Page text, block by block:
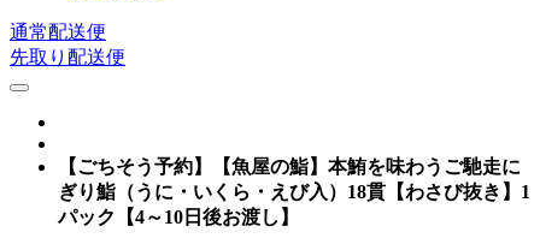
通常配送便
先取り配送便
【ごちそう予約】【魚屋の鮨】本鮪を味わうご馳走に
ぎり鮨（うに・いくら・えび入）18貫【わさび抜き】1
パック【4～10日後お渡し】